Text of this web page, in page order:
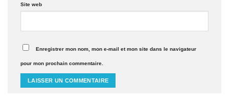
Site web
Enregistrer mon nom, mon e-mail et mon site dans le navigateur
pour mon prochain commentaire.